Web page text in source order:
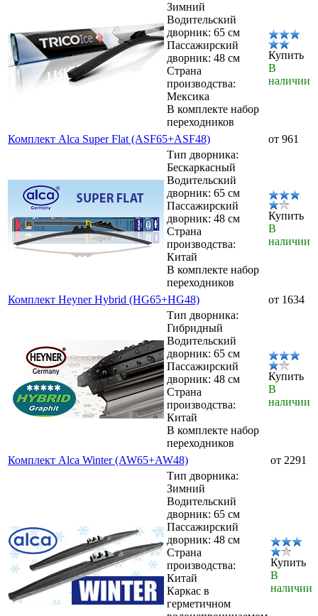
Зимний
Водительский
дворник: 65 см
Пассажирский
дворник: 48 см
Страна
производства:
Мексика
В комплекте набор
переходников
Купить
В
наличии
Комплект Alca Super Flat (ASF65+ASF48)
от 961
Тип дворника:
Бескаркасный
Водительский
дворник: 65 см
Пассажирский
дворник: 48 см
Страна
производства:
Китай
В комплекте набор
переходников
Купить
В
наличии
Комплект Heyner Hybrid (HG65+HG48)
от 1634
Тип дворника:
Гибридный
Водительский
дворник: 65 см
Пассажирский
дворник: 48 см
Страна
производства:
Китай
В комплекте набор
переходников
Купить
В
наличии
Комплект Alca Winter (AW65+AW48)
от 2291
Тип дворника:
Зимний
Водительский
дворник: 65 см
Пассажирский
дворник: 48 см
Страна
производства:
Китай
Каркас в
герметичном
Купить
В
наличии